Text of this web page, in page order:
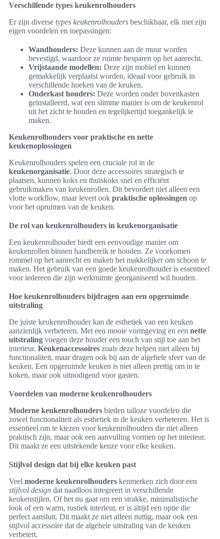
Verschillende types keukenrolhouders
Er zijn diverse types keukenrolhouders beschikbaar, elk met zijn
eigen voordelen en toepassingen:
Wandhouders: Deze kunnen aan de muur worden
bevestigd, waardoor ze ruimte besparen op het aanrecht.
Vrijstaande modellen: Deze zijn mobiel en kunnen
gemakkelijk verplaatst worden, ideaal voor gebruik in
verschillende hoeken van de keuken.
Onderkast houders: Deze worden onder bovenkasten
geïnstalleerd, wat een slimme manier is om de keukenrol
uit het zicht te houden en tegelijkertijd toegankelijk te
maken.
Keukenrolhouders voor praktische en nette
keukenoplossingen
Keukenrolhouders spelen een cruciale rol in de
keukenorganisatie. Door deze accessoires strategisch te
plaatsen, kunnen koks en thuiskoks snel en efficiënt
gebruikmaken van keukenrollen. Dit bevordert niet alleen een
vlotte workflow, maar levert ook praktische oplossingen op
voor het opruimen van de keuken.
De rol van keukenrolhouders in keukenorganisatie
Een keukenrolhouder biedt een eenvoudige manier om
keukenrollen binnen handbereik te houden. Ze voorkomen
rommel op het aanrecht en maken het makkelijker om schoon te
maken. Het gebruik van een goede keukenrolhouder is essentieel
voor iedereen die zijn werkruimte georganiseerd wil houden.
Hoe keukenrolhouders bijdragen aan een opgeruimde
uitstraling
De juiste keukenrolhouder kan de esthetiek van een keuken
aanzienlijk verbeteren. Met een mooie vormgeving en een nette
uitstraling voegen deze houder een touch van stijl toe aan het
interieur. Keukenaccessoires zoals deze helpen niet alleen bij
functionaliteit, maar dragen ook bij aan de algehele sfeer van de
keuken. Een opgeruimde keuken is niet alleen prettig om in te
koken, maar ook uitnodigend voor gasten.
Voordelen van moderne keukenrolhouders
Moderne keukenrolhouders bieden talloze voordelen die
zowel functionaliteit als esthetiek in de keuken verbeteren. Het is
essentieel om te kiezen voor keukenrolhouders die niet alleen
praktisch zijn, maar ook een aanvulling vormen op het interieur.
Dit maakt ze een uitstekende keuze voor elke keuken.
Stijlvol design dat bij elke keuken past
Veel moderne keukenrolhouders kenmerken zich door een
stijlvol design dat naadloos integreert in verschillende
keukenstijlen. Of het nu gaat om een strakke, minimalistische
look of een warm, rustiek interieur, er is altijd een optie die
perfect aansluit. Dit maakt ze niet alleen nuttig, maar ook een
stijlvol accessoire dat de algehele uitstraling van de keuken
verbetert.